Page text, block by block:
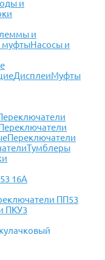
и
и
муфтыНасосы и
ДисплеиМуфты
Переключатели
Тумблеры
16А
ПП53
ПКУ3